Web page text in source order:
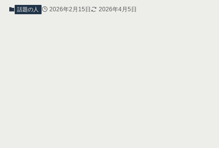
話題の人 2026年2月15日 2026年4月5日